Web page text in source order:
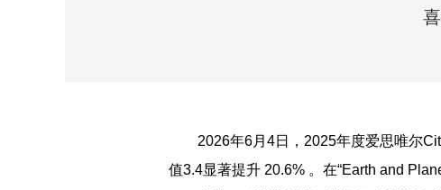
2026年6月4日，2025年度爱思唯尔
值3.4显著提升 20.6% 。在“Earth and